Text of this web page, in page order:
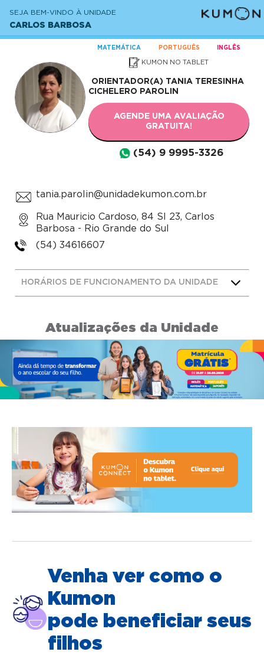
SEJA BEM-VINDO À UNIDADE
CARLOS BARBOSA
MATEMÁTICA PORTUGUÊS INGLÊS
KUMON NO TABLET
ORIENTADOR(A) TANIA TERESINHA
CICHELERO PAROLIN
AGENDE UMA AVALIAÇÃO
GRATUITA!
(54) 9 9995-3326
tania.parolin@unidadekumon.com.br
Rua Mauricio Cardoso, 84 Sl 23, Carlos
Barbosa - Rio Grande do Sul
(54) 34616607
HORÁRIOS DE FUNCIONAMENTO DA UNIDADE
Atualizações da Unidade
Venha ver como o
Kumon
pode beneficiar seus
filhos